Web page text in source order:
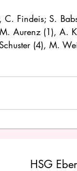
C. Findeis; S.
Aurenz (1), A.
(4), M.
HSG